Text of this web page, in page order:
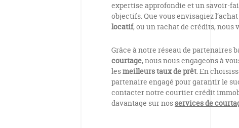
expertise approfondie et un savoir-
objectifs. Que vous envisagiez l’achat
locatif, ou un rachat de crédits, nous
Grâce à notre réseau de partenaires
courtage, nous nous engageons à
lesmeilleurs taux de prêt.En
partenaire engagé pour garantir le
contacter notre courtier crédit
davantage sur nos services de